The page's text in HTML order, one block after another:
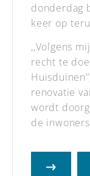
donderdag
keer op
,,Volgens
recht te
renovatie
wordt
de